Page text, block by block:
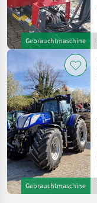
Gebrauchtmaschine
Gebrauchtmaschine